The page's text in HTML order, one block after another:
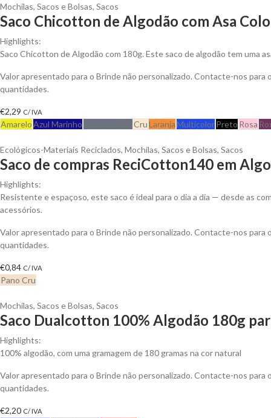
Mochilas, Sacos e Bolsas, Sacos
Saco Chicotton de Algodão com Asa
Highlights:
Saco Chicotton de Algodão com 180g. Este saco de algodão tem uma
Valor apresentado para o Brinde não personalizado. Contacte-nos
quantidades.
€2,29 C/ IVA
AmareloAzul Marinho CruLaranjaMulticolorPreto Rosa
Ecológicos-Materiais Reciclados, Mochilas, Sacos e Bolsas, Sacos
Saco de compras ReciCotton140 em
Highlights:
Resistente e espaçoso, este saco é ideal para o dia a dia — desde as
acessórios.
Valor apresentado para o Brinde não personalizado. Contacte-nos
quantidades.
€0,84 C/ IVA
Pano Cru
Mochilas, Sacos e Bolsas, Sacos
Saco Dualcotton 100% Algodão 180g
Highlights:
100% algodão, com uma gramagem de 180 gramas na cor natural
Valor apresentado para o Brinde não personalizado. Contacte-nos
quantidades.
€2,20 C/ IVA